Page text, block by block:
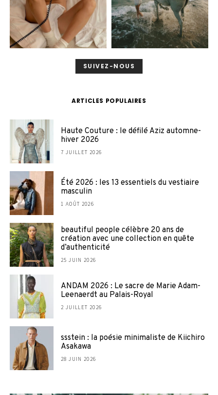
SUIVEZ-NOUS
ARTICLES POPULAIRES
Haute Couture : le défilé Aziz automne-
hiver 2026
7 JUILLET 2026
Été 2026 : les 13 essentiels du vestiaire
masculin
1 AOÛT 2026
beautiful people célèbre 20 ans de
création avec une collection en quête
d’authenticité
25 JUIN 2026
ANDAM 2026 : Le sacre de Marie Adam-
Leenaerdt au Palais-Royal
2 JUILLET 2026
ssstein : la poésie minimaliste de Kiichiro
Asakawa
28 JUIN 2026